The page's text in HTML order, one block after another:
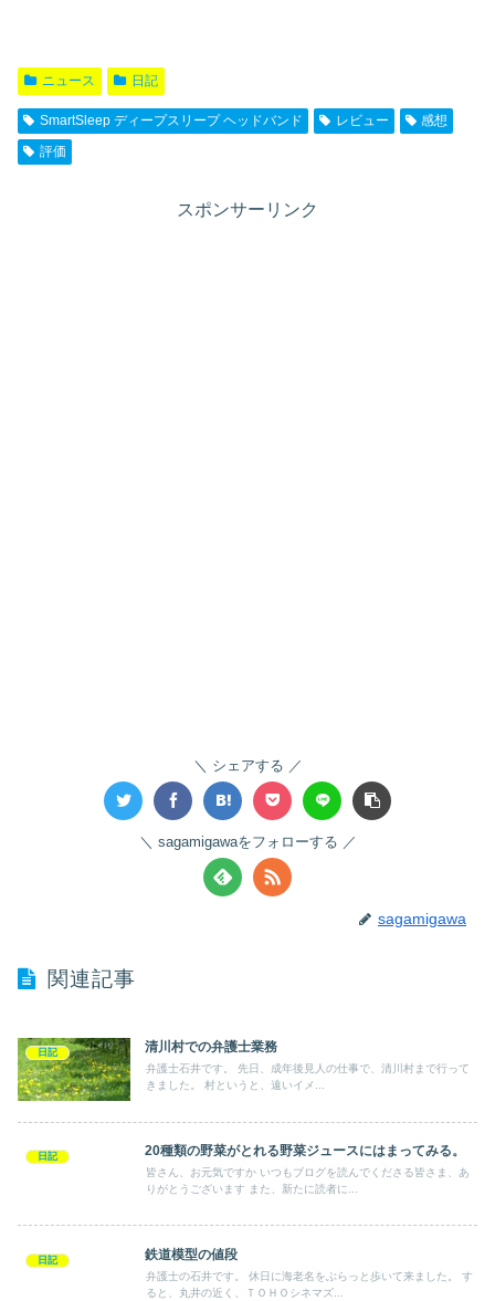
ニュース 日記
SmartSleep ディープスリープ ヘッドバンド レビュー
感想
評価
スポンサーリンク
シェアする
sagamigawaをフォローする
sagamigawa
関連記事
日記 清川村での弁護士業務
弁護士石井です。 先日、成年後見人の仕事で、清川村まで行って
きました。 村というと、遠いイメ...
日記 20種類の野菜がとれる野菜ジュースにはまってみる。
皆さん、お元気ですか いつもブログを読んでくださる皆さま、あ
りがとうございます また、新たに読者に...
日記 鉄道模型の値段
弁護士の石井です。 休日に海老名をぶらっと歩いて来ました。 す
ると、丸井の近く、ＴＯＨＯシネマズ...